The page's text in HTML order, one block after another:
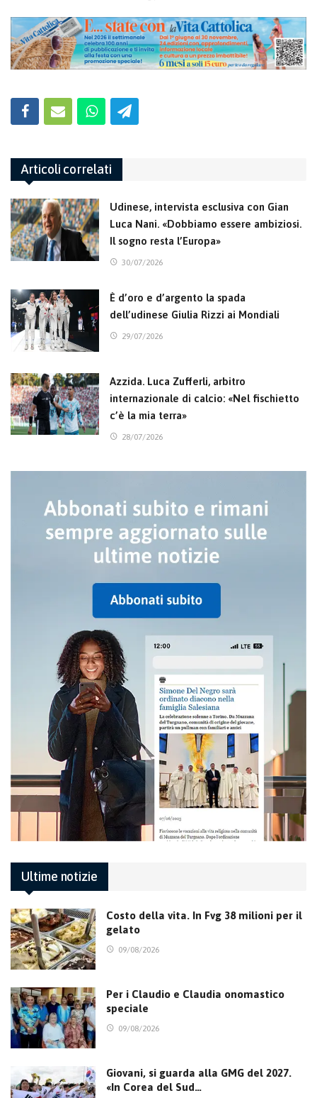
Articoli correlati
Udinese, intervista esclusiva con Gian
Luca Nani. «Dobbiamo essere ambiziosi.
Il sogno resta l’Europa»
30/07/2026
È d’oro e d’argento la spada
dell’udinese Giulia Rizzi ai Mondiali
29/07/2026
Azzida. Luca Zufferli, arbitro
internazionale di calcio: «Nel fischietto
c’è la mia terra»
28/07/2026
Ultime notizie
Costo della vita. In Fvg 38 milioni per il
gelato
09/08/2026
Per i Claudio e Claudia onomastico
speciale
09/08/2026
Giovani, si guarda alla GMG del 2027.
«In Corea del Sud…